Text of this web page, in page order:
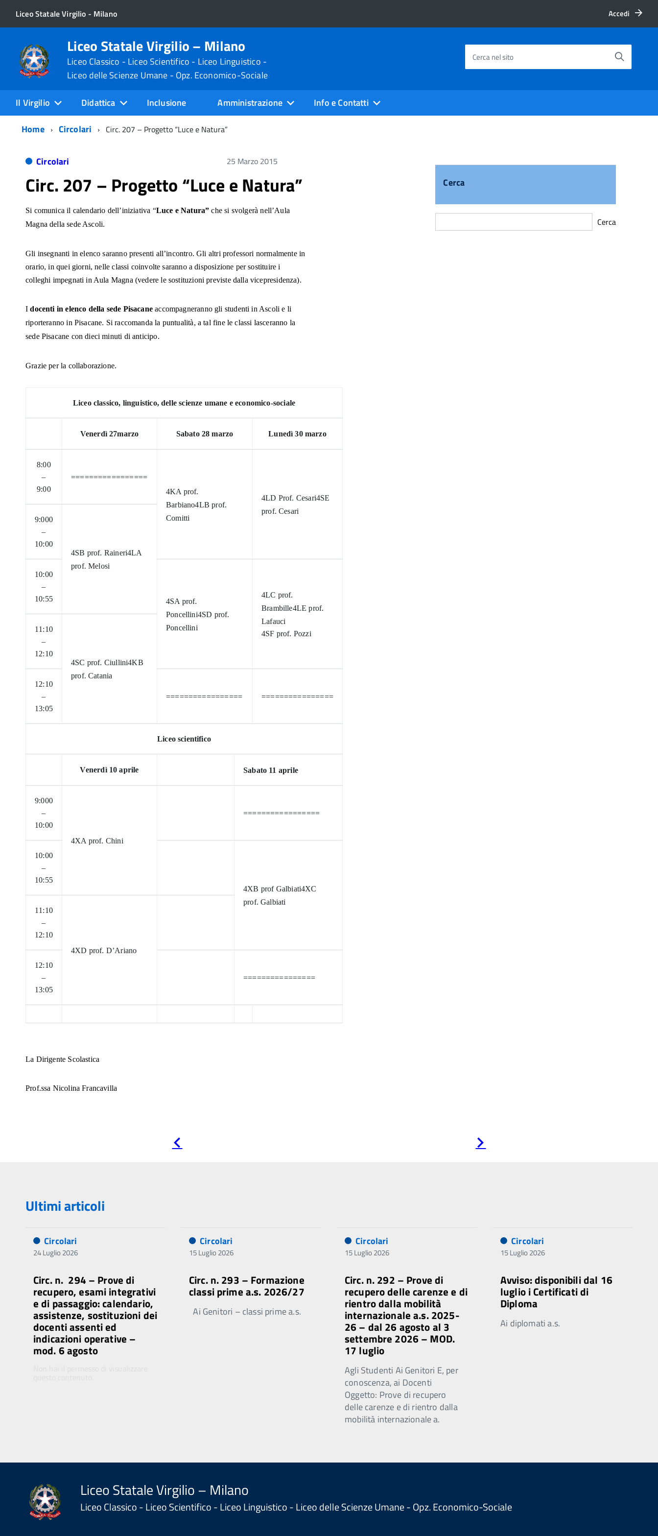
Liceo Statale Virgilio - Milano Accedi
Liceo Statale Virgilio – Milano
Liceo Classico - Liceo Scientifico - Liceo Linguistico -
Liceo delle Scienze Umane - Opz. Economico-Sociale
Cerca nel sito
Il Virgilio Didattica Inclusione Amministrazione
Info e Contatti
Home
Circolari Circ. 207 – Progetto “Luce e Natura”
Circolari 25 Marzo 2015
Circ. 207 – Progetto “Luce e Natura”
Si comunica il calendario dell’iniziativa “Luce e Natura”che si svolgerà nell’Aula
Magna della sede Ascoli.
Gli insegnanti in elenco saranno presenti all’incontro. Gli altri professori normalmente in
orario, in quei giorni, nelle classi coinvolte saranno a disposizione per sostituire i
colleghi impegnati in Aula Magna (vedere le sostituzioni previste dalla vicepresidenza).
Idocenti in elenco della sede Pisacane accompagneranno gli studenti in Ascoli e li
riporteranno in Pisacane. Si raccomanda la puntualità, a tal fine le classi lasceranno la
sede Pisacane con dieci minuti di anticipo.
Grazie per la collaborazione.
Liceo classico, linguistico, delle scienze umane e economico-sociale
Venerdì 27marzo Sabato 28 marzo Lunedì 30 marzo
8:00
–
9:00
=================
4KA prof.
Barbiano4LB prof.
Comitti
4LD Prof. Cesari4SE
prof. Cesari
9:000
–
10:00
4SB prof. Raineri4LA
prof. Melosi
10:00
–
10:55
4SA prof.
Poncellini4SD prof.
Poncellini
4LC prof.
Brambille4LE prof.
Lafauci
4SF prof. Pozzi
11:10
–
12:10
4SC prof. Ciullini4KB
prof. Catania
12:10
–
13:05
================= ================
Liceo scientifico
Venerdì 10 aprile Sabato 11 aprile
9:000
–
10:00
4XA prof. Chini
=================
10:00
–
10:55
4XB prof Galbiati4XC
prof. Galbiati
11:10
–
12:10
4XD prof. D’Ariano
12:10
–
13:05
================
La Dirigente Scolastica
Prof.ssa Nicolina Francavilla
Cerca
Cerca
precedente successiva
Ultimi articoli
Circolari
24 Luglio 2026
Circ. n. 294 – Prove di
recupero, esami integrativi
e di passaggio: calendario,
assistenze, sostituzioni dei
docenti assenti ed
indicazioni operative –
mod. 6 agosto
Circolari
15 Luglio 2026
Circ. n. 293 – Formazione
classi prime a.s. 2026/27
Ai Genitori – classi prime a.s.
Circolari
15 Luglio 2026
Circ. n. 292 – Prove di
recupero delle carenze e di
rientro dalla mobilità
internazionale a.s. 2025-
26 – dal 26 agosto al 3
settembre 2026 – MOD.
17 luglio
Agli Studenti Ai Genitori E, per
conoscenza, ai Docenti
Oggetto: Prove di recupero
delle carenze e di rientro dalla
mobilità internazionale a.
Circolari
15 Luglio 2026
Avviso: disponibili dal 16
luglio i Certificati di
Diploma
Ai diplomati a.s.
Liceo Statale Virgilio – Milano
Liceo Classico - Liceo Scientifico - Liceo Linguistico - Liceo delle Scienze Umane - Opz. Economico-Sociale